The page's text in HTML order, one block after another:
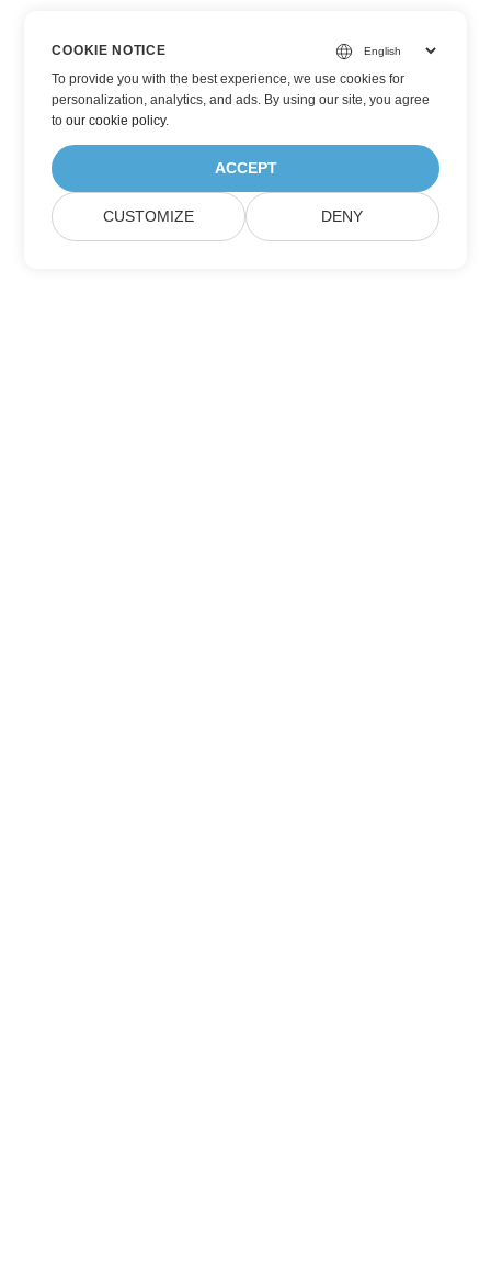
COOKIE NOTICE
To provide you with the best experience, we use cookies for
personalization, analytics, and ads. By using our site, you agree
toour cookie policy.
ACCEPT
CUSTOMIZE DENY